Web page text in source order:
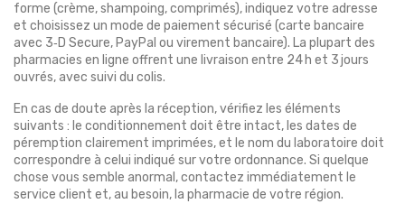
forme (crème, shampoing, comprimés), indiquez votre adresse
et choisissez un mode de paiement sécurisé (carte bancaire
avec 3‑D Secure, PayPal ou virement bancaire). La plupart des
pharmacies en ligne offrent une livraison entre 24 h et 3 jours
ouvrés, avec suivi du colis.
En cas de doute après la réception, vérifiez les éléments
suivants : le conditionnement doit être intact, les dates de
péremption clairement imprimées, et le nom du laboratoire doit
correspondre à celui indiqué sur votre ordonnance. Si quelque
chose vous semble anormal, contactez immédiatement le
service client et, au besoin, la pharmacie de votre région.